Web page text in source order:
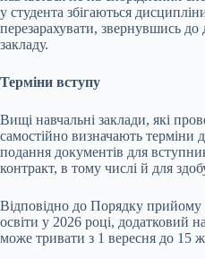
у студента збігаються
перезарахувати, звернувшись до
закладу.
Терміни вступу
Вищі навчальні заклади, які
самостійно визначають терміни
подання документів для
контракт, в тому числі й для
Відповідно до Порядку прийому
освіти у 2026 році, додатковий
може тривати з 1 вересня до 15